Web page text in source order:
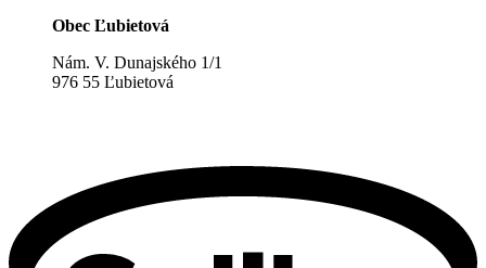
Obec Ľubietová
Nám. V. Dunajského 1/1
976 55 Ľubietová